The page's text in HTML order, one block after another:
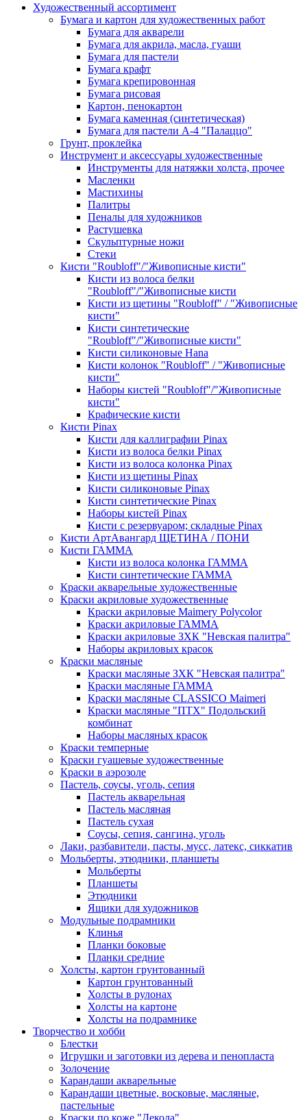
Художественный ассортимент
Бумага и картон для художественных работ
Бумага для акварели
Бумага для акрила, масла, гуаши
Бумага для пастели
Бумага крафт
Бумага крепировонная
Бумага рисовая
Картон, пенокартон
Бумага каменная (синтетическая)
Бумага для пастели А-4 "Палаццо"
Грунт, проклейка
Инструмент и аксессуары художественные
Инструменты для натяжки холста, прочее
Масленки
Мастихины
Палитры
Пеналы для художников
Растушевка
Скульптурные ножи
Стеки
Кисти "Roubloff"/"Живописные кисти"
Кисти из волоса белки
"Roubloff"/"Живописные кисти
Кисти из щетины "Roubloff" / "Живописные
кисти"
Кисти синтетические
"Roubloff"/"Живописные кисти"
Кисти силиконовые Hana
Кисти колонок "Roubloff" / "Живописные
кисти"
Наборы кистей "Roubloff"/"Живописные
кисти"
Крафические кисти
Кисти Pinax
Кисти для каллиграфии Pinax
Кисти из волоса белки Pinax
Кисти из волоса колонка Pinax
Кисти из щетины Pinax
Кисти силиконовые Pinax
Кисти синтетические Pinax
Наборы кистей Pinax
Кисти с резервуаром; складные Pinax
Кисти АртАвангард ЩЕТИНА / ПОНИ
Кисти ГАММА
Кисти из волоса колонка ГАММА
Кисти синтетические ГАММА
Краски акварельные художественные
Краски акриловые художественные
Краски акриловые Maimery Polycolor
Краски акриловые ГАММА
Краски акриловые ЗХК "Невская палитра"
Наборы акриловых красок
Краски масляные
Краски масляные ЗХК "Невская палитра"
Краски масляные ГАММА
Краски масляные CLASSICO Maimeri
Краски масляные "ПТХ" Подольский
комбинат
Наборы масляных красок
Краски темперные
Краски гуашевые художественные
Краски в аэрозоле
Пастель, соусы, уголь, сепия
Пастель акварельная
Пастель масляная
Пастель сухая
Соусы, сепия, сангина, уголь
Лаки, разбавители, пасты, мусс, латекс, сиккатив
Мольберты, этюдники, планшеты
Мольберты
Планшеты
Этюдники
Ящики для художников
Модульные подрамники
Клинья
Планки боковые
Планки средние
Холсты, картон грунтованный
Картон грунтованный
Холсты в рулонах
Холсты на картоне
Холсты на подрамнике
Творчество и хобби
Блестки
Игрушки и заготовки из дерева и пенопласта
Золочение
Карандаши акварельные
Карандаши цветные, восковые, масляные,
пастельные
Краски по коже "Декола"